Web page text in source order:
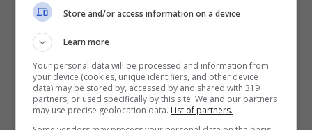
Salernitana-Juventus,
l’ultima gara della
ventunesima giornata di
Serie A 2022/2023
Juventusche dopo la penalizzazione di 15
Store and/or access information on a device
Learn more
Your personal data will be processed and information from
your device (cookies, unique identifiers, and other device
data) may be stored by, accessed by and shared with 319
partners, or used specifically by this site. We and our partners
may use precise geolocation data. List of partners.